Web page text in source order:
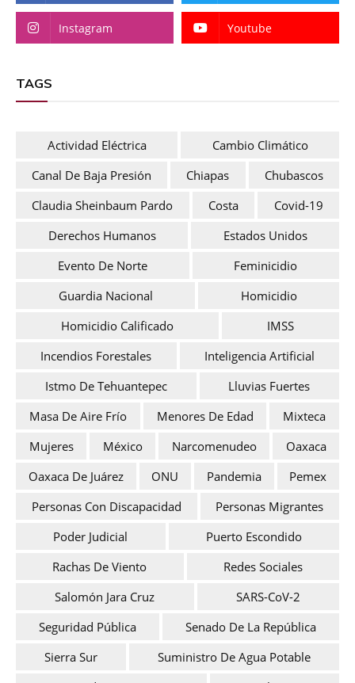
Instagram Youtube
TAGS
Actividad Eléctrica
Cambio Climático
Canal De Baja Presión
Chiapas
Chubascos
Claudia Sheinbaum Pardo
Costa
Covid-19
Derechos Humanos
Estados Unidos
Evento De Norte
Feminicidio
Guardia Nacional
Homicidio
Homicidio Calificado
IMSS
Incendios Forestales
Inteligencia Artificial
Istmo De Tehuantepec
Lluvias Fuertes
Masa De Aire Frío
Menores De Edad
Mixteca
Mujeres
México Narcomenudeo
Oaxaca
Oaxaca De Juárez
ONU Pandemia
Pemex
Personas Con Discapacidad
Personas Migrantes
Poder Judicial
Puerto Escondido
Rachas De Viento
Redes Sociales
Salomón Jara Cruz
SARS-CoV-2
Seguridad Pública
Senado De La República
Sierra Sur
Suministro De Agua Potable